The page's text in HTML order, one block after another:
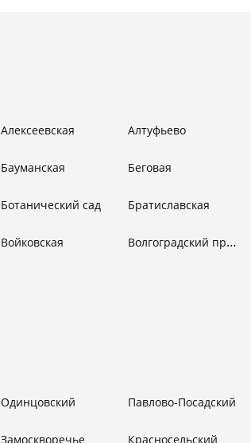
Алексеевская Алтуфьево
Бауманская Беговая
Ботанический сад Братиславская
Войковская Волгоградский проспект
Одинцовский Павлово-Посадский
Замоскворечье Красносельский